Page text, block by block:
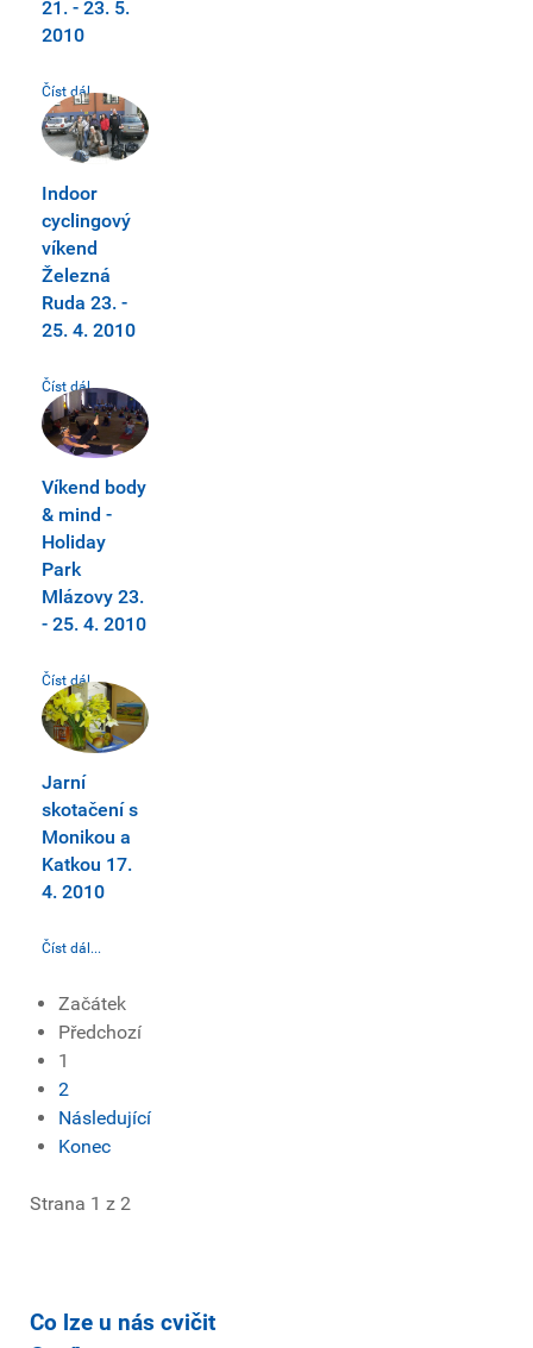
21. - 23. 5.
2010
Číst dál...
Indoor
cyclingový
víkend
Železná
Ruda 23. -
25. 4. 2010
Číst dál...
Víkend body
& mind -
Holiday
Park
Mlázovy 23.
- 25. 4. 2010
Číst dál...
Jarní
skotačení s
Monikou a
Katkou 17.
4. 2010
Číst dál...
Začátek
Předchozí
1
2
Následující
Konec
Strana 1 z 2
Co lze u nás cvičit